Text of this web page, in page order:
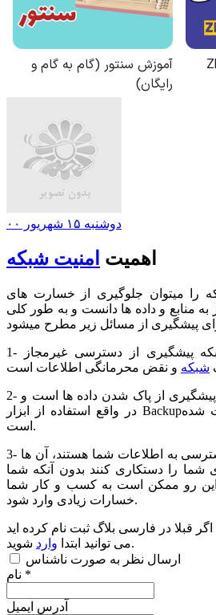
دوشنبه ۱۵ شهریور ۰۰
اهمیت امنیت شبکه
را میتوان جلوگیری از خسارت های
منابع و داده ها دانست و به طور کلی
1- یکی از اهداف امنیت شبکه پیشگیری از دسترسی غیرمجاز
شبکه
2- دومین هدف امنیت شبکه پیشگیری از پاک شدن داده ها است و
در واقع استفاده از ابزار Backupمستلزم امنیت شبکه ثابت شده
است.
3- هکرها همه جا در کمین دسترسی به اطلاعات شما هستند، آن ها
شما را دستکاری کنند بدون آنکه شما
این رو ممکن است به کسب و کار شما
خسارات زیادی وارد شود.
قبلا در فارسی بلاگ ثبت نام کرده اید
می توانید ابتدا وارد
شوید.
ارسال نظر به صورت ناشناس
نام *
آدرس ایمیل